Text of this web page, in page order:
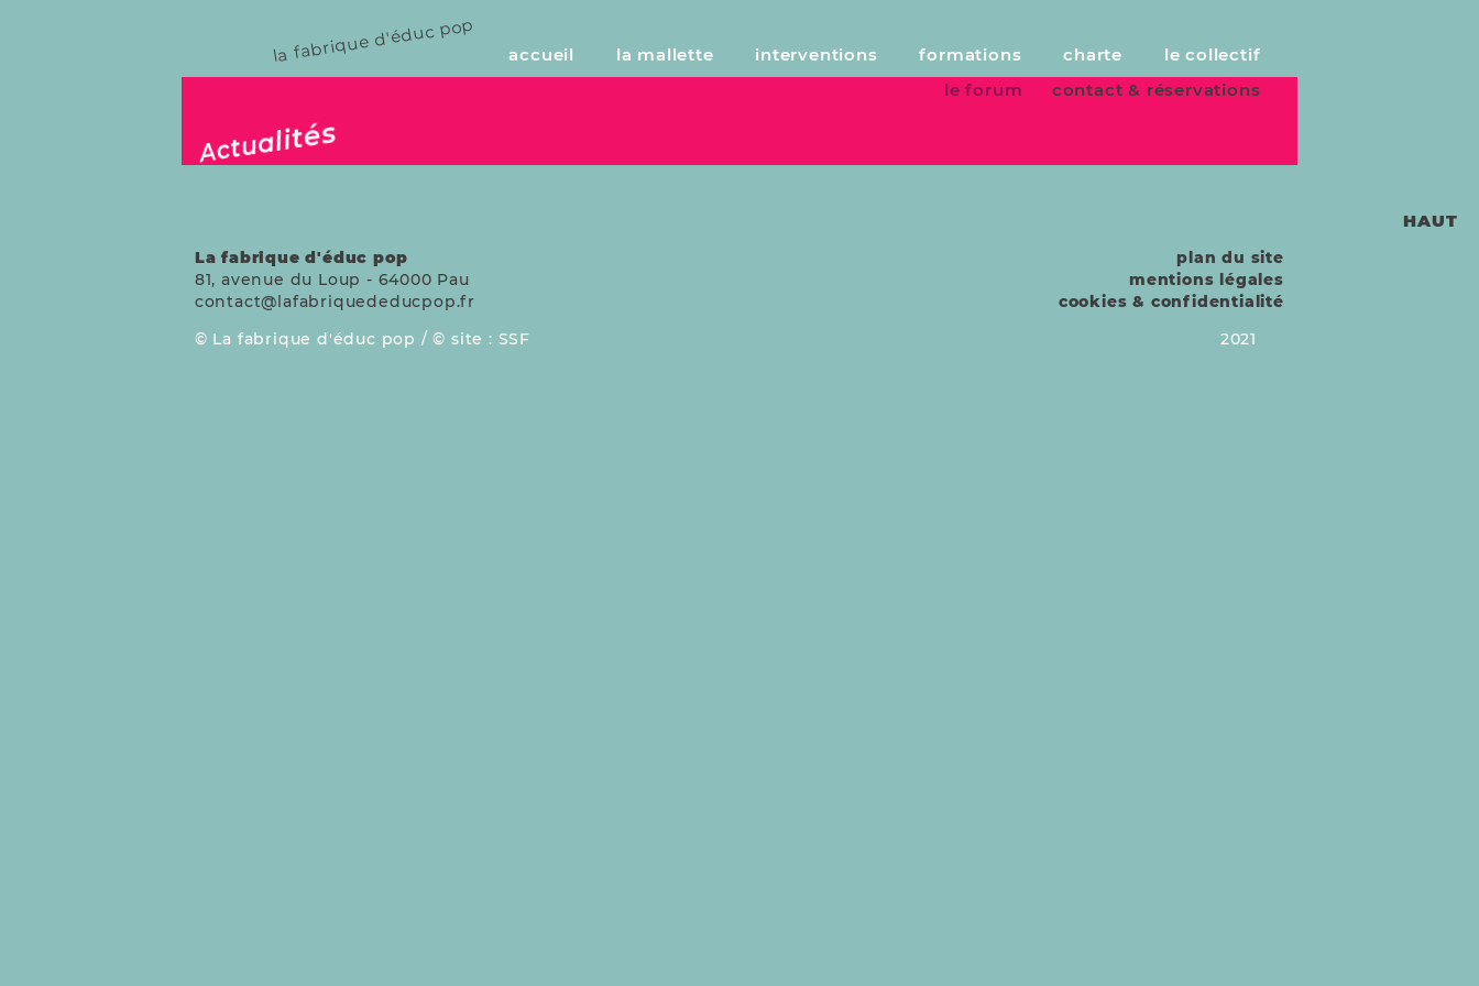
la fabrique d'éduc pop accueil la mallette interventions formations charte
le collectif
le forum
contact & réservations
Actualités
La fabrique d'éduc pop
81, avenue du Loup - 64000 Pau
contact@lafabriquededucpop.fr
plan du site
mentions légales
cookies & confidentialité
La fabrique d'éduc pop /
site : SSF 2021
HAUT